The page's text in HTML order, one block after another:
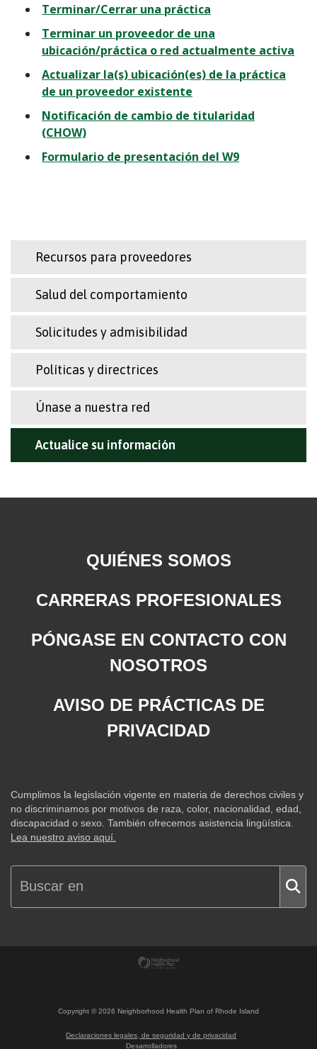
Terminar/Cerrar una práctica
Terminar un proveedor de una
ubicación/práctica o red actualmente activa
Actualizar la(s) ubicación(es) de la práctica
de un proveedor existente
Notificación de cambio de titularidad
(CHOW)
Formulario de presentación del W9
Recursos para proveedores
Salud del comportamiento
Solicitudes y admisibilidad
Políticas y directrices
Únase a nuestra red
Actualice su información
QUIÉNES SOMOS
CARRERAS PROFESIONALES
PÓNGASE EN CONTACTO CON
NOSOTROS
AVISO DE PRÁCTICAS DE
PRIVACIDAD
Cumplimos la legislación vigente en materia de derechos civiles y
no discriminamos por motivos de raza, color, nacionalidad, edad,
discapacidad o sexo. También ofrecemos asistencia lingüística.
Lea nuestro aviso aquí.
Copyright ©2026 Neighborhood Health Plan of Rhode Island
Declaraciones legales, de seguridad y de privacidad
Desarrolladores